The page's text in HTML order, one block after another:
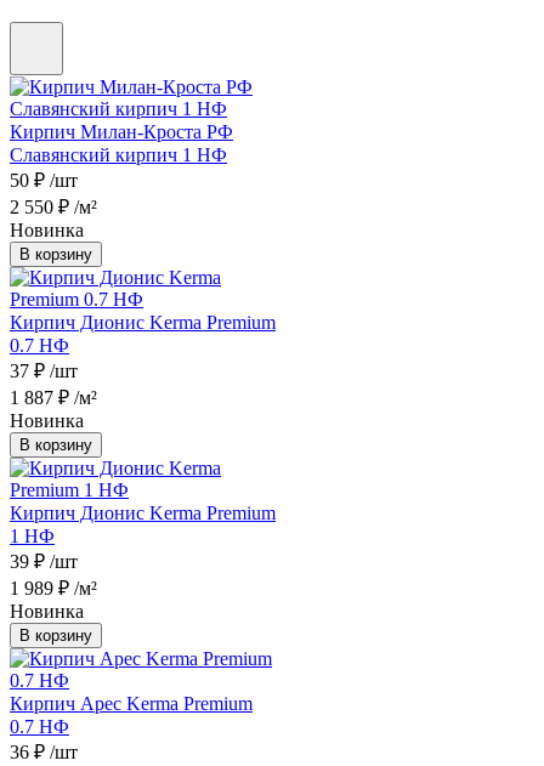
Кирпич Милан-Кроста РФ
Славянский кирпич 1 НФ
50 ₽ /шт
2 550 ₽ /м²
Новинка
В корзину
Кирпич Дионис Kerma Premium
0.7 НФ
37 ₽ /шт
1 887 ₽ /м²
Новинка
В корзину
Кирпич Дионис Kerma Premium
1 НФ
39 ₽ /шт
1 989 ₽ /м²
Новинка
В корзину
Кирпич Арес Kerma Premium
0.7 НФ
36 ₽ /шт